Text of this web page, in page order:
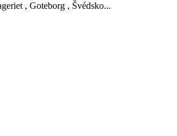
, Goteborg , Švédsko...